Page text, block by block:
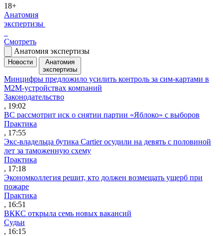
18+
Анатомия
экспертизы
Смотреть
Анатомия экспертизы
Новости
Анатомия
экспертизы
Минцифры предложило усилить контроль за сим-картами в
M2M-устройствах компаний
Законодательство
, 19:02
ВС рассмотрит иск о снятии партии «Яблоко» с выборов
Практика
, 17:55
Экс-владельца бутика Cartier осудили на девять с половиной
лет за таможенную схему
Практика
, 17:18
Экономколлегия решит, кто должен возмещать ущерб при
пожаре
Практика
, 16:51
ВККС открыла семь новых вакансий
Судьи
, 16:15